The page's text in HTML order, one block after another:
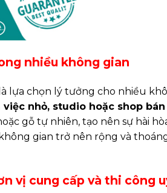
nhiều không gian
lựa chọn lý tưởng cho nhiều
nhỏ, studio hoặc shop
gỗ tự nhiên, tạo nên sự hài
gian trở nên rộng và
vị cung cấp và thi công